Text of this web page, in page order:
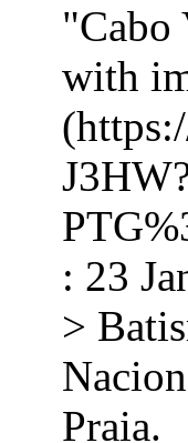
"Cabo
with
: 23
>
Praia.